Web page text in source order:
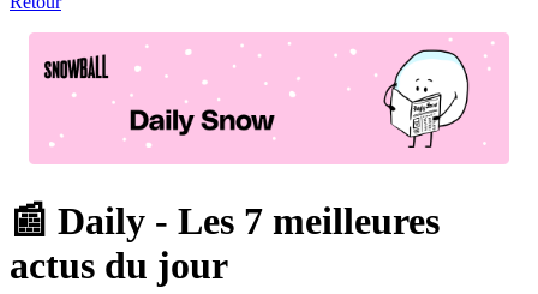
📰 Daily - Les 7 meilleures
actus du jour